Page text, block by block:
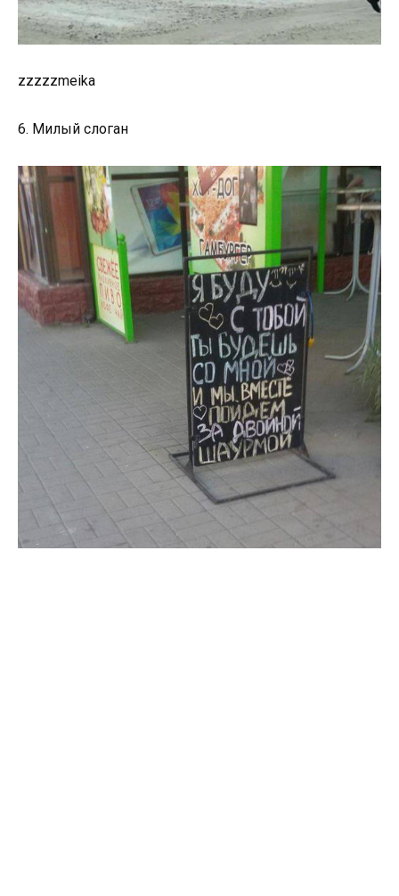
zzzzzmeika
6. Милый слоган